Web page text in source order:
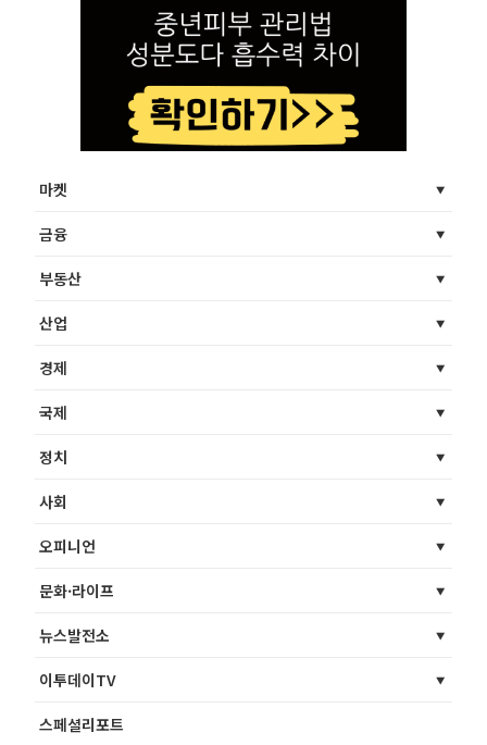
마켓
금융
부동산
산업
경제
국제
정치
사회
오피니언
문화·라이프
뉴스발전소
이투데이TV
스페셜리포트